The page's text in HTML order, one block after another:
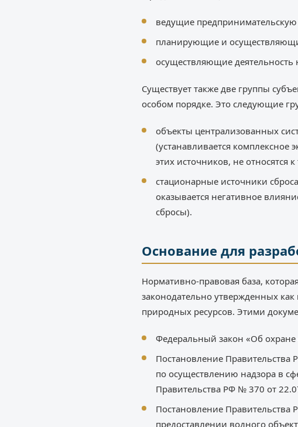
ведущие предпринимательскую
планирующие и
осуществляющие деятельность
Существует также две группы
особом порядке. Это следующие
объекты централизованных
(устанавливается комплексное
этих источников, не относятся
стационарные источники
оказывается негативное
сбросы).
Основание для
Нормативно-правовая база,
законодательно утвержденных
природных ресурсов. Этими
Федеральный закон «Об
Постановление
по осуществлению надзора в
Правительства РФ № 370 от
Постановление
предоставлении водного